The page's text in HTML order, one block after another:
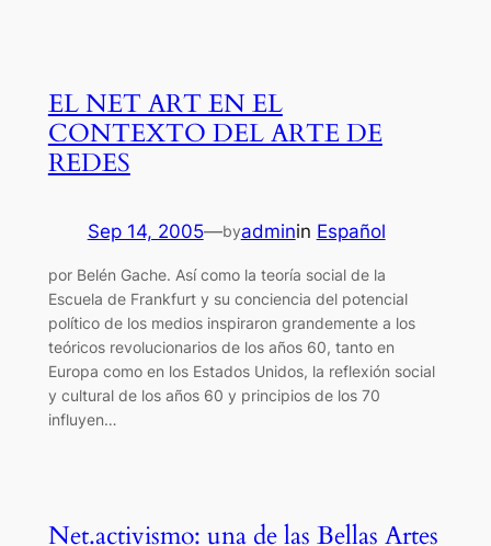
EL NET ART EN EL
CONTEXTO DEL ARTE DE
REDES
Sep 14, 2005—byadminin Español
por Belén Gache. Así como la teoría social de la
Escuela de Frankfurt y su conciencia del potencial
político de los medios inspiraron grandemente a los
teóricos revolucionarios de los años 60, tanto en
Europa como en los Estados Unidos, la reflexión social
y cultural de los años 60 y principios de los 70
influyen…
Net.activismo: una de las Bellas Artes